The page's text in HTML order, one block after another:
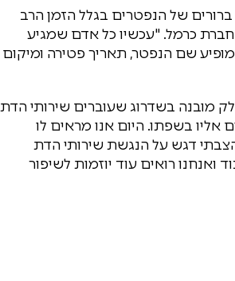
של הנפטרים בגלל הזמן הרב
כרמל. "עכשיו כל אדם שמגיע
שם הנפטר, תאריך פטירה ומיקום
מובנה בשדרוג שעוברים שירותי הדת
בשפתו. היום אנו מראים לו
הצבתי דגש על הנגשת שירותי הדת
רואים עוד יוזמות לשיפור